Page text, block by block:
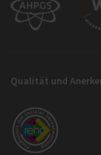
Qualität und